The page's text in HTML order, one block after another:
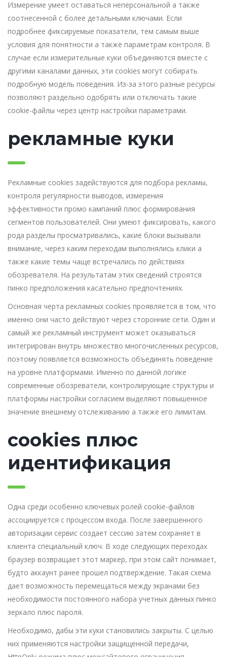
Измерение умеет оставаться неперсональной а также
соотнесенной с более детальными ключами. Если
подробнее фиксируемые показатели, тем самым выше
условия для понятности а также параметрам контроля. В
случае если измерительные куки объединяются вместе с
другими каналами данных, эти cookies могут собирать
подробную модель поведения. Из-за этого разные ресурсы
позволяют раздельно одобрять или отключать такие
cookie-файлы через центр настройки параметрами.
рекламные куки
Рекламные cookies задействуются для подбора рекламы,
контроля регулярности выводов, измерения
эффективности промо кампаний плюс формирования
сегментов пользователей. Они умеют фиксировать, какого
рода разделы просматривались, какие блоки вызывали
внимание, через каким переходам выполнялись клики а
также какие темы чаще встречались по действиях
обозревателя. На результатам этих сведений строятся
пинко предположения касательно предпочтениях.
Основная черта рекламных cookies проявляется в том, что
именно они часто действуют через сторонние сети. Один и
самый же рекламный инструмент может оказываться
интегрирован внутрь множество многочисленных ресурсов,
поэтому появляется возможность объединять поведение
на уровне платформами. Именно по данной логике
современные обозреватели, контролирующие структуры и
платформы настройки согласием выделяют повышенное
значение внешнему отслеживанию а также его лимитам.
cookies плюс
идентификация
Одна среди особенно ключевых ролей cookie-файлов
ассоциируется с процессом входа. После завершенного
авторизации сервис создает сессию затем сохраняет в
клиента специальный ключ. В ходе следующих переходах
браузер возвращает этот маркер, при этом сайт понимает,
будто аккаунт ранее прошел подтверждение. Такая схема
дает возможность перемещаться между экранами без
необходимости постоянного набора учетных данных пинко
зеркало плюс пароля.
Необходимо, дабы эти куки становились закрыты. С целью
них применяются настройки защищенной передачи,